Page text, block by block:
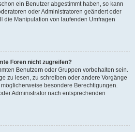
ein Benutzer abgestimmt haben, so kann
oder Administratoren geändert oder
die Manipulation von laufenden Umfragen
Foren nicht zugreifen?
Benutzern oder Gruppen vorbehalten sein.
zu lesen, zu schreiben oder andere Vorgänge
besondere Berechtigungen.
Administrator nach entsprechenden